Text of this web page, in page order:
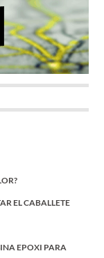
EL CABALLETE
EPOXI PARA